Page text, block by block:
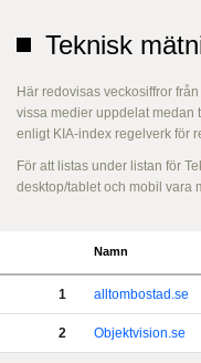
Teknisk
Här redovisas veckosiffror
vissa medier uppdelat medan
enligt KIA-index regelverk för
För att listas under listan för
desktop/tablet och mobil vara
Namn
1 alltombostad.se
2 Objektvision.se